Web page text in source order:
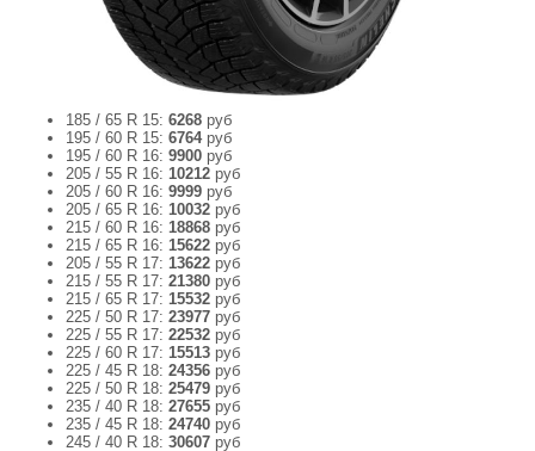
185 / 65 R 15: 6268 руб
195 / 60 R 15: 6764руб
195 / 60 R 16: 9900 руб
205 / 55 R 16: 10212 руб
205 / 60 R 16: 9999 руб
205 / 65 R 16: 10032 руб
215 / 60 R 16: 18868 руб
215 / 65 R 16: 15622 руб
205 / 55 R 17: 13622 руб
215 / 55 R 17: 21380 руб
215 / 65 R 17: 15532 руб
225 / 50 R 17: 23977 руб
225 / 55 R 17: 22532 руб
225 / 60 R 17: 15513 руб
225 / 45 R 18: 24356 руб
225 / 50 R 18: 25479 руб
235 / 40 R 18: 27655 руб
235 / 45 R 18: 24740 руб
245 / 40 R 18: 30607 руб